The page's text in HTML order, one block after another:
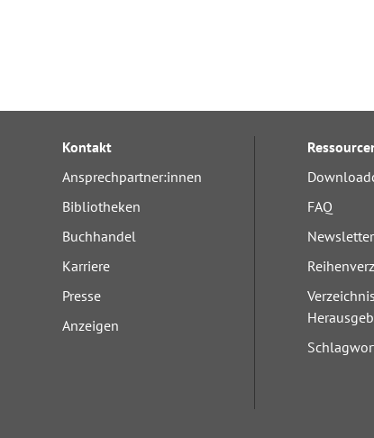
Kontakt
Ansprechpartner:innen
Bibliotheken
Buchhandel
Karriere
Presse
Anzeigen
FAQ